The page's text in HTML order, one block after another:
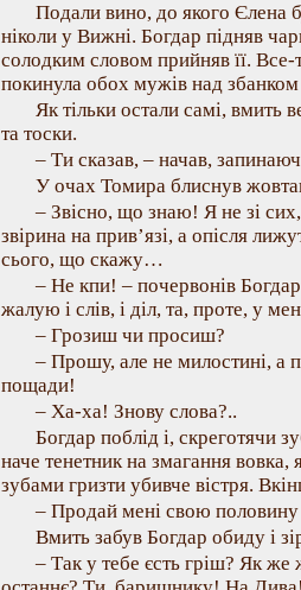
Подали вино, до якого Єлена
ніколи у Вижні. Богдар підняв
солодким словом прийняв її. Все-
покинула обох мужів над
Як тільки остали самі, вмить
та тоски.
– Ти сказав, – начав,
У очах Томира блиснув
– Звісно, що знаю! Я не зі
звірина на прив’язі, а опісля
сього, що скажу…
– Не кпи! – почервонів
жалую і слів, і діл, та, проте, у
– Грозиш чи просиш?
– Прошу, але не милостині,
пощади!
– Ха-ха! Знову слова?..
Богдар поблід і, скреготячи
наче тенетник на змагання
зубами гризти убивче вістря.
– Продай мені свою
Вмить забув Богдар обиду і
– Так у тебе єсть гріш? Як